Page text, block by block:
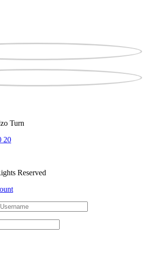
Turn
20
Reserved